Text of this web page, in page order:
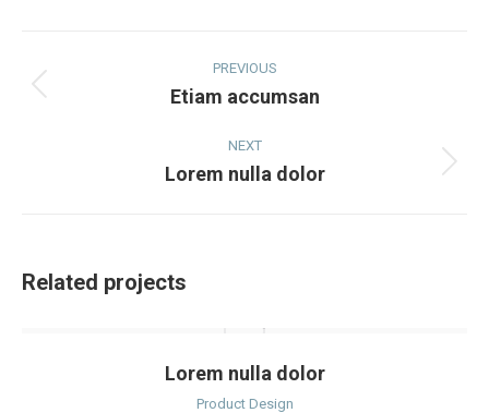
navigation
PREVIOUS
Previous
Etiam accumsan
NEXT
Next
Lorem nulla dolor
Related projects
Lorem nulla dolor
Product Design